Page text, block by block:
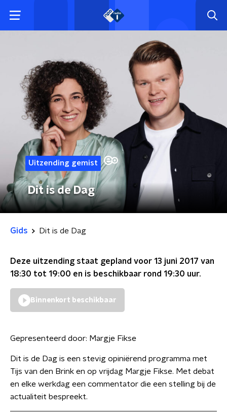
Uitzending gemist
Dit is de Dag
Gids Dit is de Dag
Deze uitzending staat gepland voor 13 juni 2017 van
18:30 tot 19:00 en is beschikbaar rond 19:30 uur.
Binnenkort beschikbaar
Gepresenteerd door: Margje Fikse
Dit is de Dag is een stevig opiniërend programma met
Tijs van den Brink en op vrijdag Margje Fikse. Met debat
en elke werkdag een commentator die een stelling bij de
actualiteit bespreekt.